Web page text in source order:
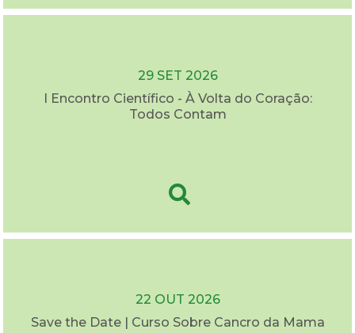
29 SET 2026
I Encontro Científico - À Volta do Coração:
Todos Contam
22 OUT 2026
Save the Date | Curso Sobre Cancro da Mama